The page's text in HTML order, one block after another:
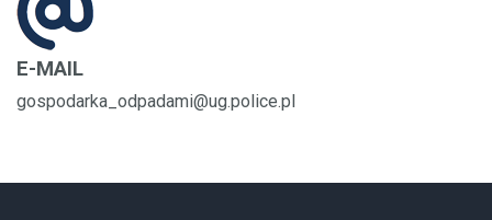
E-MAIL
gospodarka_odpadami@ug.police.pl